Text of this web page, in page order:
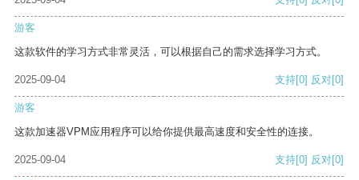
游客
这款软件的学习方式非常灵活，可以根据自己的需求选择学习方式。
2025-09-04 支持[0] 反对[0]
游客
这款加速器VPM应用程序可以给你提供最高速度和安全性的连接。
2025-09-04 支持[0] 反对[0]